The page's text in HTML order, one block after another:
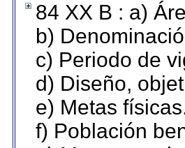
84 XX B : a)
b)
c) Periodo de
d) Diseño,
e) Metas
f) Población